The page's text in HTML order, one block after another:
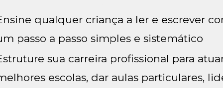
qualquer criança a ler e escrever
passo a passo simples e sistemático
sua carreira profissional para
escolas, dar aulas particulares,